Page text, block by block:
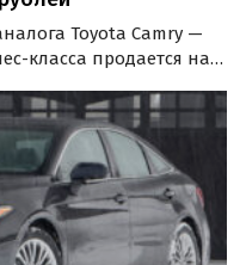
Toyota Camry —
класса продается на
них минимум 2,9 млн
дня».